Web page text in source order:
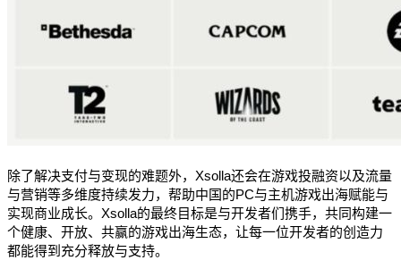
除了解决支付与变现的难题外，Xsolla还会在游戏投融资以及流量
与营销等多维度持续发力，帮助中国的PC与主机游戏出海赋能与
实现商业成长。Xsolla的最终目标是与开发者们携手，共同构建一
个健康、开放、共赢的游戏出海生态，让每一位开发者的创造力
都能得到充分释放与支持。